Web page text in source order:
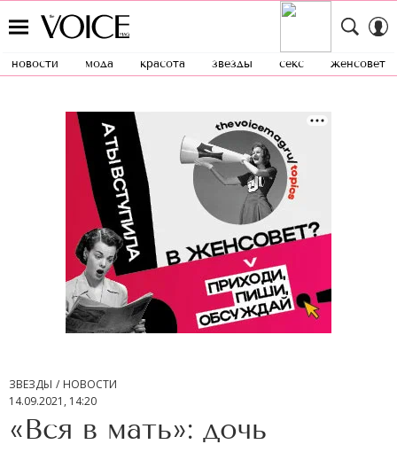
новости мода красота звезды секс женсовет
ЗВЕЗДЫ
НОВОСТИ
14.09.2021, 14:20
«Вся в мать»: дочь